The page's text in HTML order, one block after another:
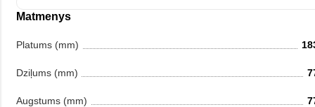
Matmenys
Platums (mm)
Dziļums (mm)
Augstums (mm)